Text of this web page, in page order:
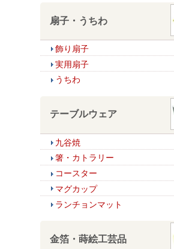
扇子・うちわ
飾り扇子
実用扇子
うちわ
テーブルウェア
九谷焼
箸・カトラリー
コースター
マグカップ
ランチョンマット
金箔・蒔絵工芸品